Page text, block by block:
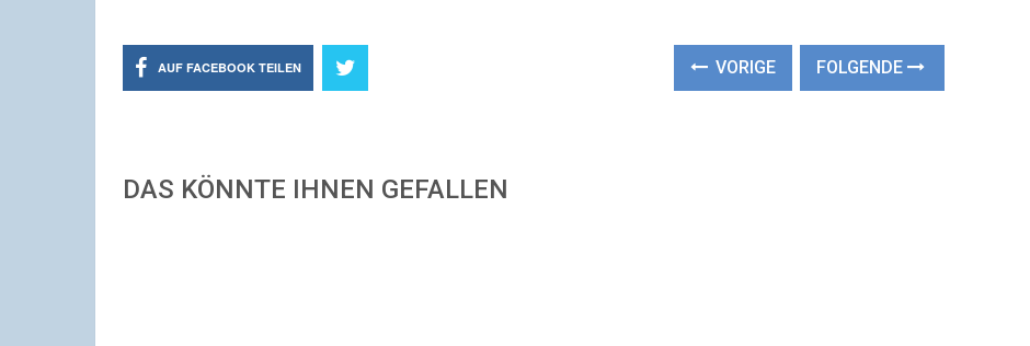
AUF FACEBOOK TEILEN VORIGE FOLGENDE
DAS KÖNNTE IHNEN GEFALLEN